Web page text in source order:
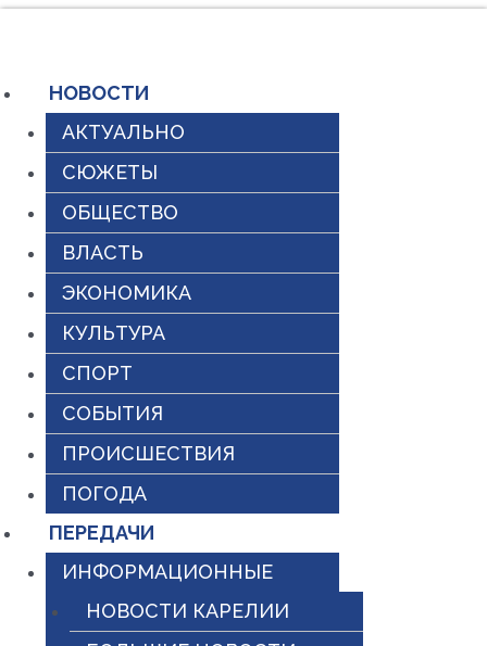
Перейти
НОВОСТИ
АКТУАЛЬНО
СЮЖЕТЫ
ОБЩЕСТВО
ВЛАСТЬ
ЭКОНОМИКА
КУЛЬТУРА
СПОРТ
СОБЫТИЯ
ПРОИСШЕСТВИЯ
ПОГОДА
ПЕРЕДАЧИ
ИНФОРМАЦИОННЫЕ
НОВОСТИ КАРЕЛИИ